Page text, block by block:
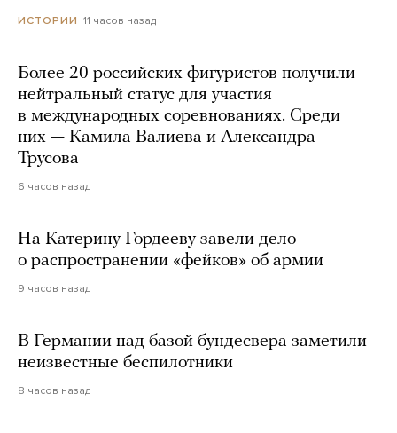
ИСТОРИИ 11 часов назад
Более 20 российских фигуристов получили
нейтральный статус для участия
в международных соревнованиях. Среди
них — Камила Валиева и Александра
Трусова
6 часов назад
На Катерину Гордееву завели дело
о распространении «фейков» об армии
9 часов назад
В Германии над базой бундесвера заметили
неизвестные беспилотники
8 часов назад